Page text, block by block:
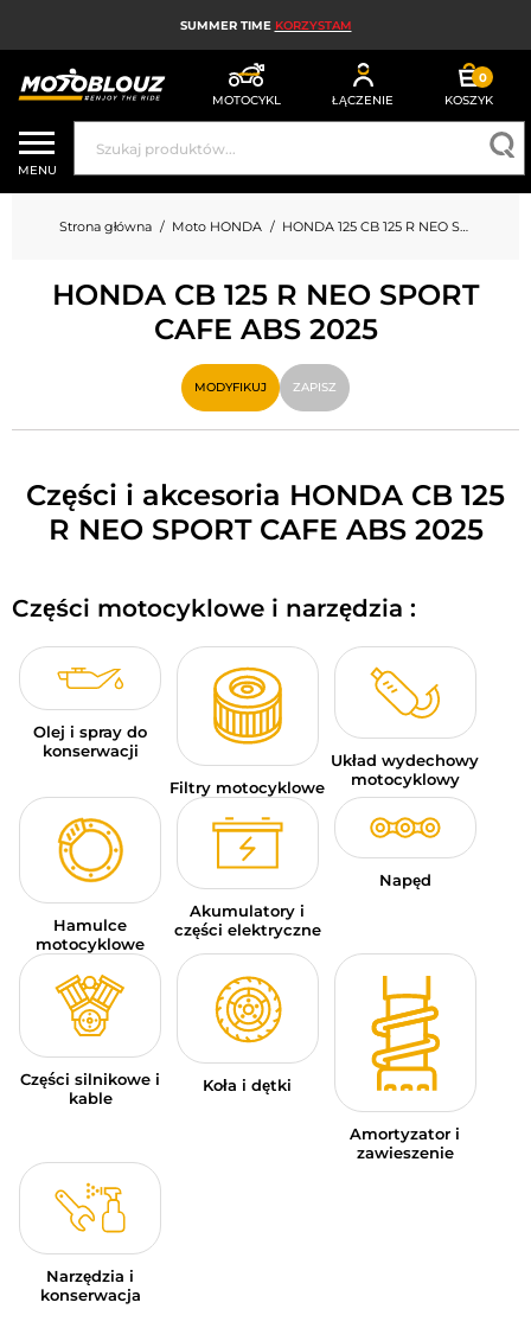
SUMMER TIME KORZYSTAM
MOTOCYKL ŁĄCZENIE
0
KOSZYK
KASK MOTOCYKLOWY
ODZIEŻ MOTOCYKLOWA DLA MĘŻCZYZN
UBRANIA MOTOCYKLOWE DAMSKIE
MX; ENDURO I TRIAL
HIGH-TECH MOTOCYKLOWY
PODUSZKA POWIETRZNA MOTOCYKLOWA
AKCESORIA MOTOCYKLOWE
ODZIEŻ SPORTOWA
OKAZJE I PROMOCJE
KARTY PODARUNKOWE
PL | EUR € — MODYFIKUJ
MARKI
PORADY
SKONTAKTUJ SIĘ Z NAMI
MENU
Strona główna Moto HONDA HONDA 125 CB 125 R NEO SPORT CAFE ABS
HONDA CB 125 R NEO SPORT
CAFE ABS 2025
MODYFIKUJ ZAPISZ
Części i akcesoria HONDA CB 125
R NEO SPORT CAFE ABS 2025
Części motocyklowe i narzędzia :
Olej i spray do
konserwacji
Filtry motocyklowe
Układ wydechowy
motocyklowy
Hamulce
motocyklowe
Akumulatory i
części elektryczne
Napęd
Części silnikowe i
kable
Koła i dętki
Amortyzator i
zawieszenie
Narzędzia i
konserwacja